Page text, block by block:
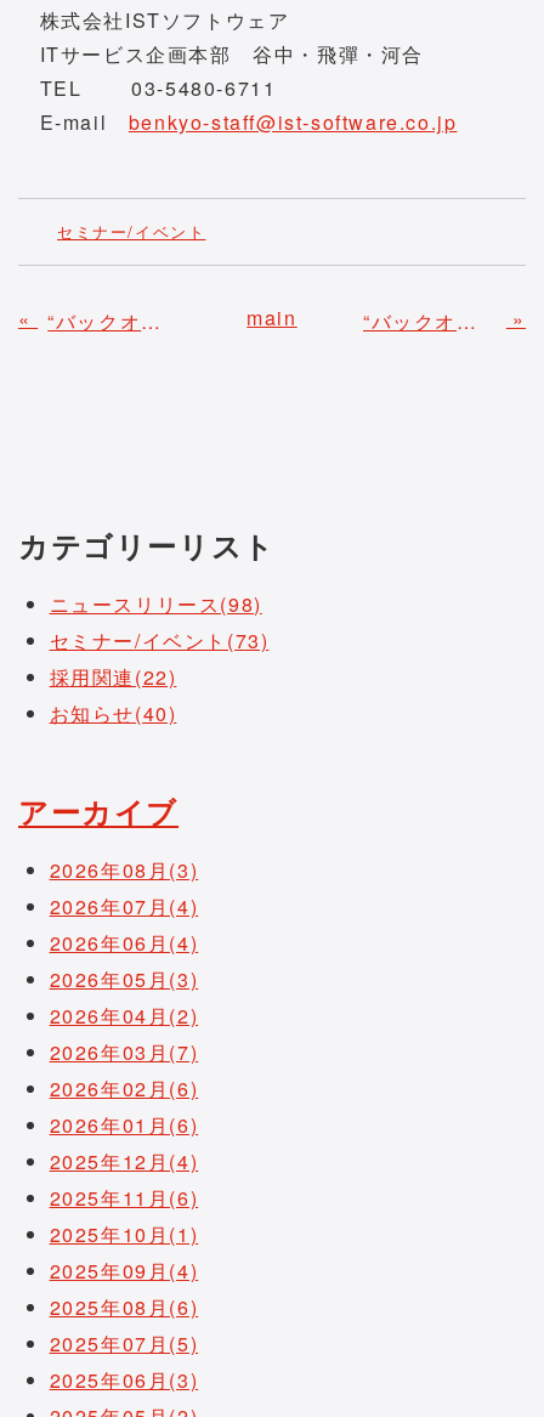
株式会社ISTソフトウェア
ITサービス企画本部 谷中・飛彈・河合
TEL 03-5480-6711
E-mail benkyo-staff@ist-software.co.jp
セミナー/イベント
« “バックオフィスDXPO福岡‘24 ITインフラ・セキュリティ展”へ出展いたします main “バックオフィスDXPO東京‘24【秋】 ITインフラ・セキュリティ展”へ出展いたします »
カテゴリーリスト
ニュースリリース(98)
セミナー/イベント(73)
採用関連(22)
お知らせ(40)
アーカイブ
2026年08月(3)
2026年07月(4)
2026年06月(4)
2026年05月(3)
2026年04月(2)
2026年03月(7)
2026年02月(6)
2026年01月(6)
2025年12月(4)
2025年11月(6)
2025年10月(1)
2025年09月(4)
2025年08月(6)
2025年07月(5)
2025年06月(3)